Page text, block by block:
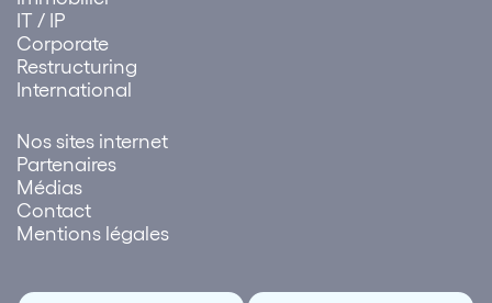
IT / IP
Corporate
Restructuring
International
Nos sites internet
Partenaires
Médias
Contact
Mentions légales